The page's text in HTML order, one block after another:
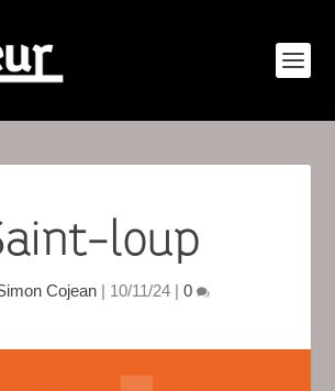
loup
Cojean | 10/11/24 | 0